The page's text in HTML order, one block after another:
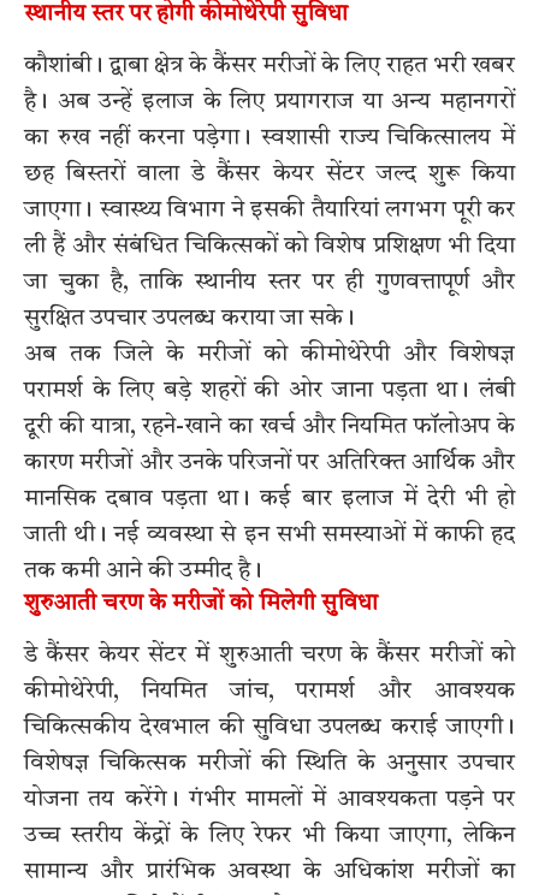
स्थानीय स्तर पर होगी कीमोथेरेपी सुविधा
कौशांबी। द्वाबा क्षेत्र के कैंसर मरीजों के लिए राहत भरी खबर
है। अब उन्हें इलाज के लिए प्रयागराज या अन्य महानगरों
का रुख नहीं करना पड़ेगा। स्वशासी राज्य चिकित्सालय में
छह बिस्तरों वाला डे कैंसर केयर सेंटर जल्द शुरू किया
जाएगा। स्वास्थ्य विभाग ने इसकी तैयारियां लगभग पूरी कर
ली हैं और संबंधित चिकित्सकों को विशेष प्रशिक्षण भी दिया
जा चुका है, ताकि स्थानीय स्तर पर ही गुणवत्तापूर्ण और
सुरक्षित उपचार उपलब्ध कराया जा सके।
अब तक जिले के मरीजों को कीमोथेरेपी और विशेषज्ञ
परामर्श के लिए बड़े शहरों की ओर जाना पड़ता था। लंबी
दूरी की यात्रा, रहने-खाने का खर्च और नियमित फॉलोअप के
कारण मरीजों और उनके परिजनों पर अतिरिक्त आर्थिक और
मानसिक दबाव पड़ता था। कई बार इलाज में देरी भी हो
जाती थी। नई व्यवस्था से इन सभी समस्याओं में काफी हद
तक कमी आने की उम्मीद है।
शुरुआती चरण के मरीजों को मिलेगी सुविधा
डे कैंसर केयर सेंटर में शुरुआती चरण के कैंसर मरीजों को
कीमोथेरेपी, नियमित जांच, परामर्श और आवश्यक
चिकित्सकीय देखभाल की सुविधा उपलब्ध कराई जाएगी।
विशेषज्ञ चिकित्सक मरीजों की स्थिति के अनुसार उपचार
योजना तय करेंगे। गंभीर मामलों में आवश्यकता पड़ने पर
उच्च स्तरीय केंद्रों के लिए रेफर भी किया जाएगा, लेकिन
सामान्य और प्रारंभिक अवस्था के अधिकांश मरीजों का